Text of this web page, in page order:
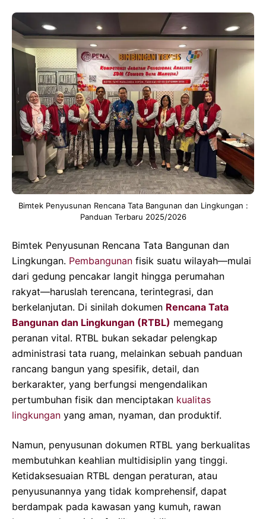
Bimtek Penyusunan Rencana Tata Bangunan dan Lingkungan :
Panduan Terbaru 2025/2026
Bimtek Penyusunan Rencana Tata Bangunan dan
Lingkungan. Pembangunan fisik suatu wilayah—mulai
dari gedung pencakar langit hingga perumahan
rakyat—haruslah terencana, terintegrasi, dan
berkelanjutan. Di sinilah dokumen Rencana Tata
Bangunan dan Lingkungan (RTBL) memegang
peranan vital. RTBL bukan sekadar pelengkap
administrasi tata ruang, melainkan sebuah panduan
rancang bangun yang spesifik, detail, dan
berkarakter, yang berfungsi mengendalikan
pertumbuhan fisik dan menciptakan kualitas
lingkungan yang aman, nyaman, dan produktif.
Namun, penyusunan dokumen RTBL yang berkualitas
membutuhkan keahlian multidisiplin yang tinggi.
Ketidaksesuaian RTBL dengan peraturan, atau
penyusunannya yang tidak komprehensif, dapat
berdampak pada kawasan yang kumuh, rawan